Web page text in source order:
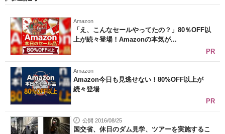
Amazon
「え、こんなセールやってたの？」80％OFF以
上が続々登場！Amazonの本気が...
PR
Amazon
Amazon今日も見逃せない！80%OFF以上が
続々登場
PR
公開 2016/08/25
国交省、休日のダム見学、ツアーを実施するこ